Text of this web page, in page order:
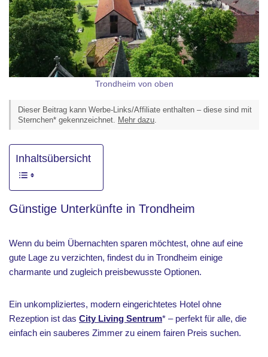
Trondheim von oben
Dieser Beitrag kann Werbe-Links/Affiliate enthalten – diese sind mit
Sternchen* gekennzeichnet. Mehr dazu.
Inhaltsübersicht
Günstige Unterkünfte in Trondheim
Wenn du beim Übernachten sparen möchtest, ohne auf eine
gute Lage zu verzichten, findest du in Trondheim einige
charmante und zugleich preisbewusste Optionen.
Ein unkompliziertes, modern eingerichtetes Hotel ohne
Rezeption ist das City Living Sentrum* – perfekt für alle, die
einfach ein sauberes Zimmer zu einem fairen Preis suchen.